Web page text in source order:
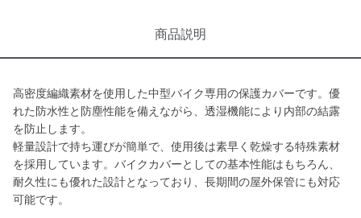
商品説明
高密度編織素材を使用した中型バイク専用の保護カバーです。優
れた防水性と防塵性能を備えながら、透湿機能により内部の結露
を防止します。
軽量設計で持ち運びが簡単で、使用後は素早く乾燥する特殊素材
を採用しています。バイクカバーとしての基本性能はもちろん、
耐久性にも優れた設計となっており、長期間の屋外保管にも対応
可能です。